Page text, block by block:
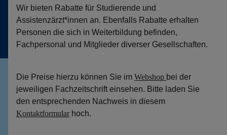
Wir bieten Rabatte für Studierende und
Assistenzärzt*innen an. Ebenfalls Rabatte erhalten
Personen die sich in Weiterbildung befinden,
Fachpersonal und Mitglieder diverser Gesellschaften.
Die Preise hierzu können Sie im Webshop bei der
jeweiligen Fachzeitschrift einsehen. Bitte laden Sie
den entsprechenden Nachweis in diesem
Kontaktformular hoch.